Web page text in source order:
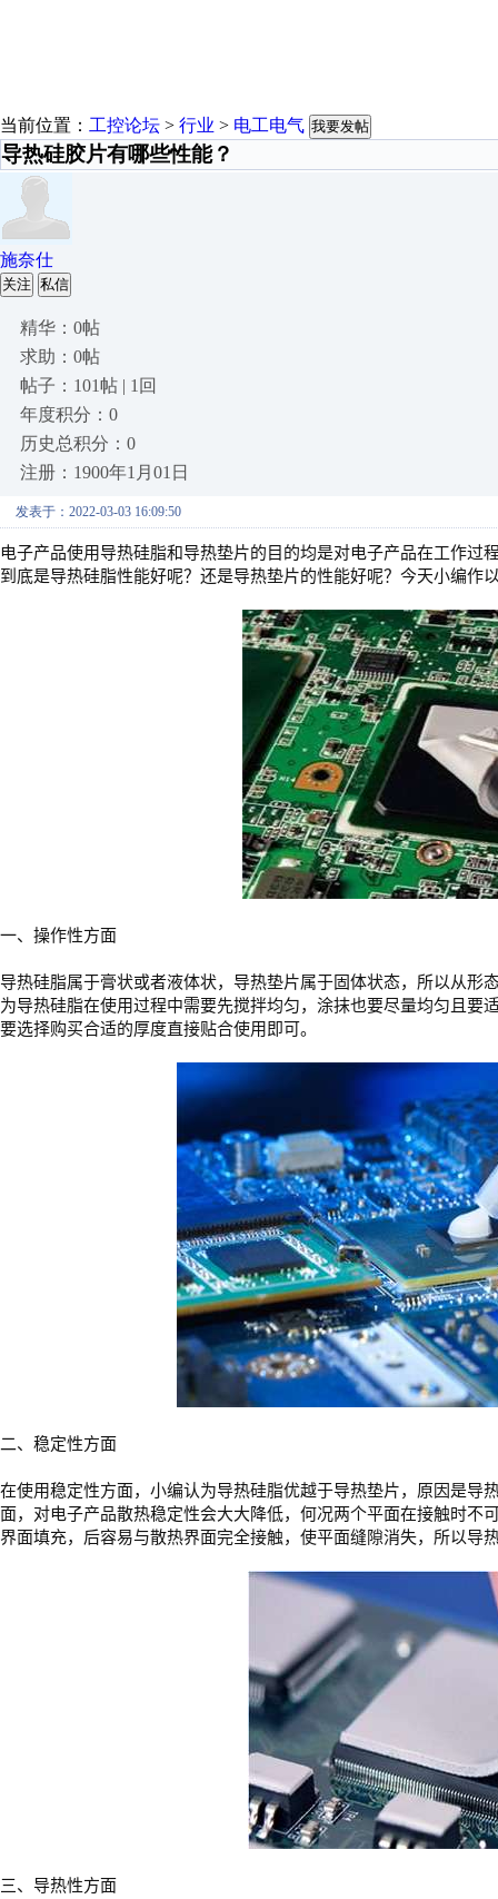
当前位置： 工控论坛 > 行业 > 电工电气 我要发帖
导热硅胶片有哪些性能？
施奈仕
关注 私信
精华：0帖
求助：0帖
帖子：101帖 | 1回
年度积分：0
历史总积分：0
注册：1900年1月01日
发表于：2022-03-03 16:09:50
电子产品使用导热硅脂和导热垫片的目的均是对电子产品在工作
到底是导热硅脂性能好呢？还是导热垫片的性能好呢？今天小编作
一、操作性方面
导热硅脂属于膏状或者液体状，导热垫片属于固体状态，所以从
为导热硅脂在使用过程中需要先搅拌均匀，涂抹也要尽量均匀且
要选择购买合适的厚度直接贴合使用即可。
二、稳定性方面
在使用稳定性方面，小编认为导热硅脂优越于导热垫片，原因是
面，对电子产品散热稳定性会大大降低，何况两个平面在接触时不
界面填充，后容易与散热界面完全接触，使平面缝隙消失，所以导
三、导热性方面